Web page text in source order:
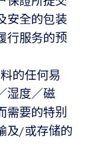
保證所提交
安全的包装
行服务的预
的任何易
湿度／磁
需要的特别
及/或存储的